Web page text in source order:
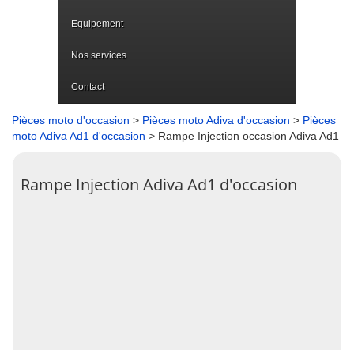
Equipement
Nos services
Contact
Pièces moto d'occasion > Pièces moto Adiva d'occasion > Pièces
moto Adiva Ad1 d'occasion > Rampe Injection occasion Adiva Ad1
Rampe Injection Adiva Ad1 d'occasion